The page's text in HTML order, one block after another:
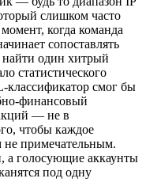
слишком часто
когда команда
сопоставлять
найти один хитрый
статистического
классификатор смог бы
финансовый
— не в
чтобы каждое
не примечательным.
а голосующие аккаунты
под одну